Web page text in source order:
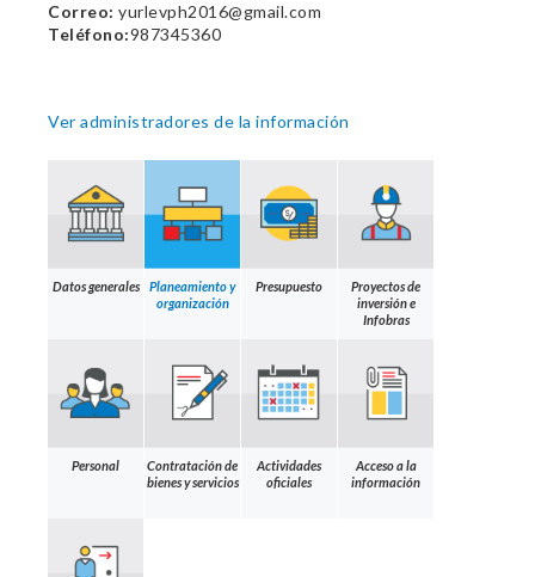
Correo: yurlevph2016@gmail.com
Teléfono:987345360
Ver administradores de la información
Datos generales
Planeamiento y
organización
Presupuesto
Proyectos de
inversión e
Infobras
Personal
Contratación de
bienes y servicios
Actividades
oficiales
Acceso a la
información